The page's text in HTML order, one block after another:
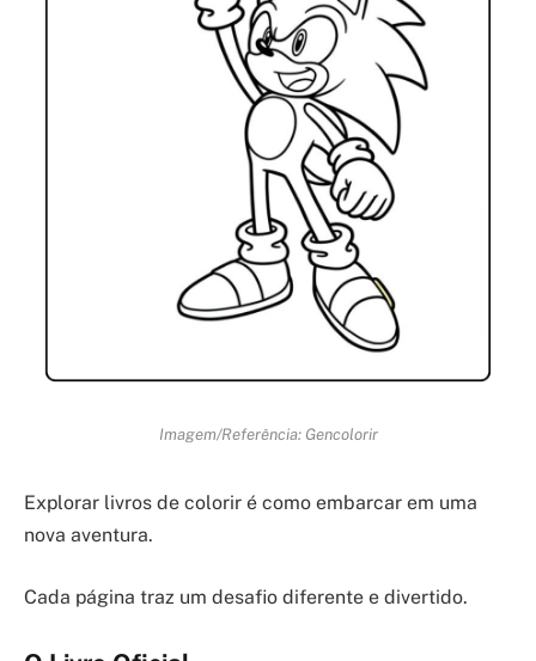
Imagem/Referência: Gencolorir
Explorar livros de colorir é como embarcar em uma
nova aventura.
Cada página traz um desafio diferente e divertido.